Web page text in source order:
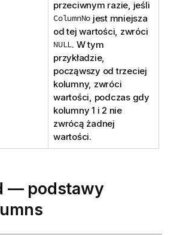
przeciwnym razie, jeśli
ColumnNo jest mniejsza
od tej wartości, zwróci
NULL. W tym
przykładzie,
począwszy od trzeciej
kolumny, zwróci
wartości, podczas gdy
kolumny 1 i 2 nie
zwrócą żadnej
wartości.
— podstawy